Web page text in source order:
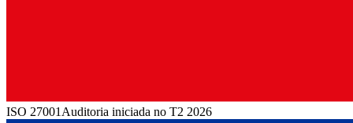
ISO 27001 Auditoria iniciada no T2 2026